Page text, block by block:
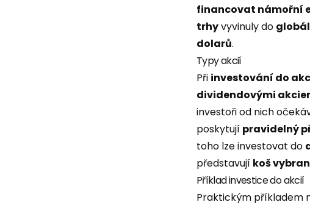
financovat námořní
trhyvyvinuly do
dolarů.
Typy akcií
Při investování do
dividendovými
investoři od nich
poskytují pravidelný
toho lze investovat do
představují koš
Příklad investice do akcií
Praktickým příkladem